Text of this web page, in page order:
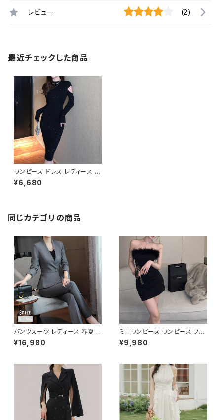
レビュー (2)
最近チェックした商品
ワンピース ドレス レディース 春
夏 秋冬 春 夏 秋 冬 黒 タイトワ
ンピース タイトドレス 長袖 ワン
レス ひざ丈ワンピース ラメ シン
プル オープンショルダー カット
国ファッション OL カジュアル
オフィスカジュアル 結婚式 パー
ティー ブラック お呼ばれ シンプ
ル 10代 20代 30代 40代 C-O
SS0076
¥6,680
同じカテゴリの商品
パンツスーツ レディース 春夏
秋冬 春 夏 秋 冬 黒 紺 スーツ
上下セット 2点セット ジャケット
ビジネススーツ ロング パンツス
ーツ ロングパンツ ペプラム ノー
カラースーツ ペプラムジャケット
レディーススーツ 大きいサイズ
オフィス OL オフィスカジュアル
ビジネス 結婚式 パーティー お
呼ばれ ブラック ネイビー グレ
¥16,980
ミニワンピース ワンピース フェ
ザーデザイン タイトワンピース
チューブトップ レディース 春夏
ワンピドレス OL エレガント フ
ォーマル ブラック ボルドー ホワ
イト 大きいサイズ きれいめ ドレ
スワンピース お呼ばれ 韓国 フ
ァッション オフィスカジュアル 韓
国風 キャバドレス ナイトドレス
ナイトワンピ カジュアル 10代 2
¥9,980